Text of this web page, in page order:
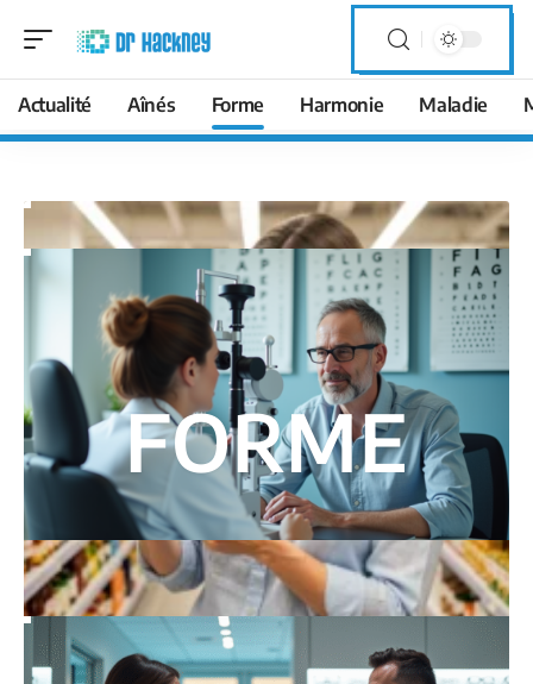
Actualité Aînés Forme Harmonie Maladie
FORME
Un suivi personnalisé pour vraiment
protéger votre santé visuelle